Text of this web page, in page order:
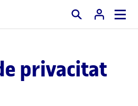
Cercar
privacitat